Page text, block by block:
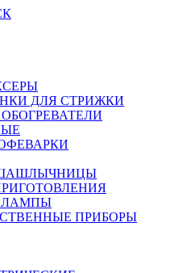
ДЛЯ СТРИЖКИ
ЛАМПЫ
ПРИБОРЫ